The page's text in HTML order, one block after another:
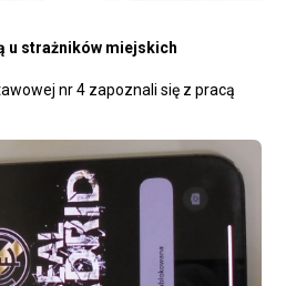
u strażników miejskich
nr 4 zapoznali się z pracą